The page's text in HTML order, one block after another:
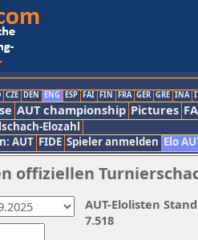
CZE DEN ENG ESP FAI FIN FRA GER GRE INA
AUT championship Pictures
Elozahl
AUT FIDE Spieler anmelden Elo
offiziellen
AUT-Elolisten
7.518